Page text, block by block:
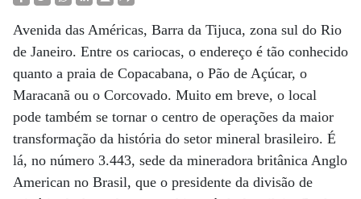
Avenida das Américas, Barra da Tijuca, zona sul do Rio
de Janeiro. Entre os cariocas, o endereço é tão conhecido
quanto a praia de Copacabana, o Pão de Açúcar, o
Maracanã ou o Corcovado. Muito em breve, o local
pode também se tornar o centro de operações da maior
transformação da história do setor mineral brasileiro. É
lá, no número 3.443, sede da mineradora britânica Anglo
American no Brasil, que o presidente da divisão de